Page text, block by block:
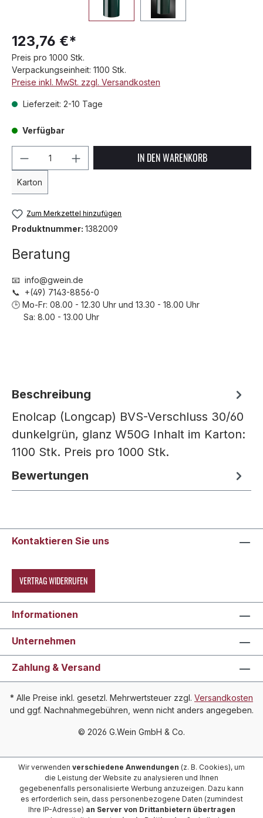
123,76 €*
Preis pro 1000 Stk.
Verpackungseinheit: 1100 Stk.
Preise inkl. MwSt. zzgl. Versandkosten
Lieferzeit: 2-10 Tage
Verfügbar
Produkt Anzahl: Gib den
Karton
IN DEN WARENKORB
Zum Merkzettel hinzufügen
Produktnummer: 1382009
Beratung
📧 info@gwein.de
📞 +(49) 7143-8856-0
🕒 Mo-Fr: 08.00 - 12.30 Uhr und 13.30 - 18.00 Uhr
Sa: 8.00 - 13.00 Uhr
Beschreibung
Enolcap (Longcap) BVS-Verschluss 30/60
dunkelgrün, glanz W50G Inhalt im Karton:
1100 Stk. Preis pro 1000 Stk.
Bewertungen
Kontaktieren Sie uns
VERTRAG WIDERRUFEN
Informationen
Unternehmen
Zahlung & Versand
* Alle Preise inkl. gesetzl. Mehrwertsteuer zzgl. Versandkosten
und ggf. Nachnahmegebühren, wenn nicht anders angegeben.
© 2026 G.Wein GmbH & Co.
Wir verwenden verschiedene Anwendungen (z. B. Cookies), um
die Leistung der Website zu analysieren und Ihnen
gegebenenfalls personalisierte Werbung anzuzeigen. Dazu kann
es erforderlich sein, dass personenbezogene Daten (zumindest
Ihre IP-Adresse) an Server von Drittanbietern übertragen